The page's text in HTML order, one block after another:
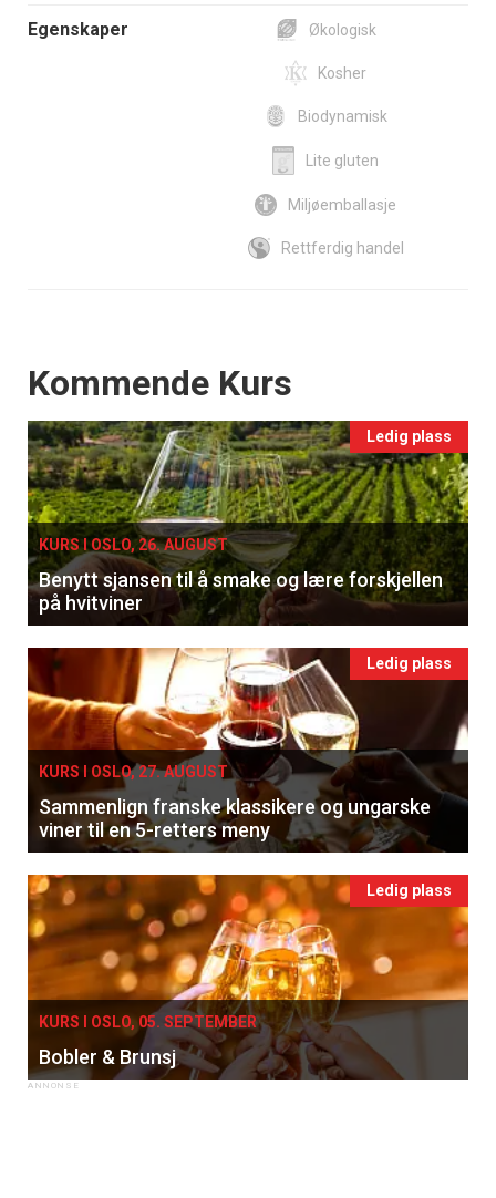
Egenskaper Økologisk
Kosher
Biodynamisk
Lite gluten
Miljøemballasje
Rettferdig handel
Events
Kommende Kurs
Ledig plass
KURS I OSLO, 26. AUGUST
Benytt sjansen til å smake og lære forskjellen
på hvitviner
Ledig plass
KURS I OSLO, 27. AUGUST
Sammenlign franske klassikere og ungarske
viner til en 5-retters meny
Ledig plass
KURS I OSLO, 05. SEPTEMBER
Bobler & Brunsj